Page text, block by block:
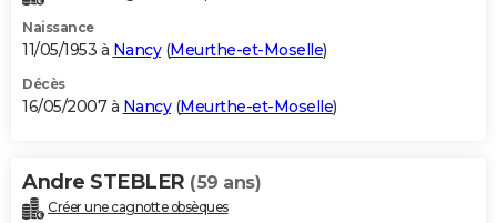
Naissance
11/05/1953 à Nancy(Meurthe-et-Moselle)
Décès
16/05/2007 à Nancy(Meurthe-et-Moselle)
Andre STEBLER (59 ans)
Créer une cagnotte obsèques